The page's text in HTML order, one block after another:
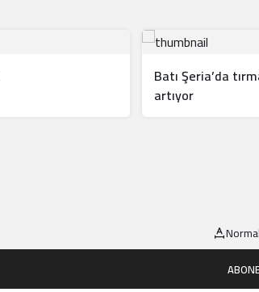
Batı Şeria’da
artıyor